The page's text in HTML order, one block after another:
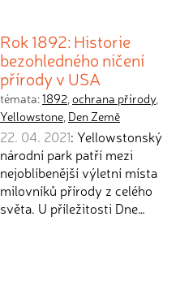
Rok 1892: Historie
bezohledného ničení
přírody v USA
témata:1892,ochrana přírody,
Yellowstone, Den Země
22. 04. 2021: Yellowstonský
národní park patří mezi
nejoblíbenější výletní místa
milovníků přírody z celého
světa. U příležitosti Dne…